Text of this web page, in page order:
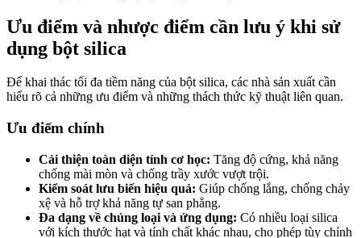
Ưu điểm và nhược điểm cần lưu ý khi sử
dụng bột silica
Để khai thác tối đa tiềm năng của bột silica, các nhà sản xuất cần
hiểu rõ cả những ưu điểm và những thách thức kỹ thuật liên quan.
Ưu điểm chính
Cải thiện toàn diện tính cơ học: Tăng độ cứng, khả năng
chống mài mòn và chống trầy xước vượt trội.
Kiểm soát lưu biến hiệu quả: Giúp chống lắng, chống chảy
xệ và hỗ trợ khả năng tự san phẳng.
Đa dạng về chủng loại và ứng dụng: Có nhiều loại silica
với kích thước hạt và tính chất khác nhau, cho phép tùy chỉnh